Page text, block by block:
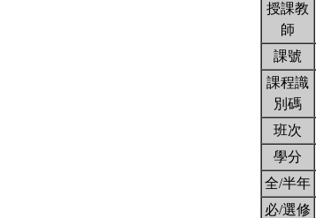
授課教
師
課號
課程識
別碼
班次
學分
全/半年
必/選修